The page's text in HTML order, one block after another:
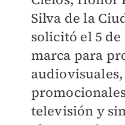
Silva de la
solicitó el 5
marca para
televisión y